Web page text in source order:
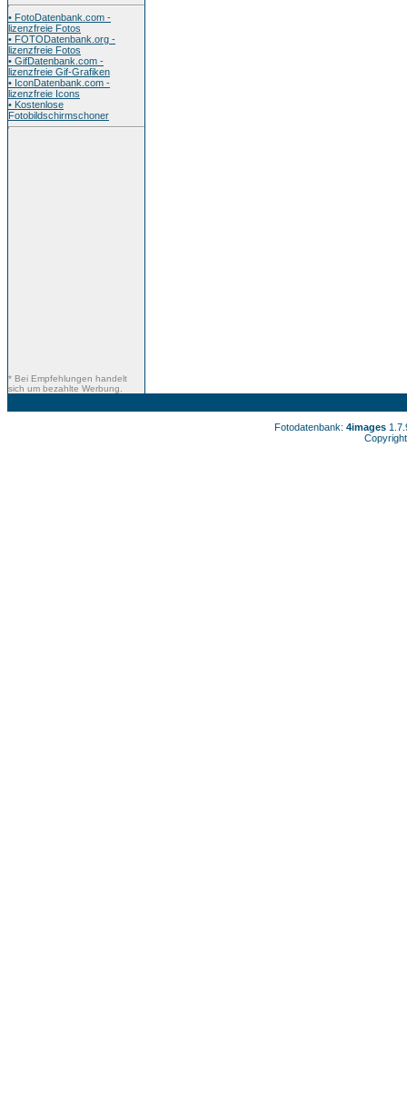
• FotoDatenbank.com -
lizenzfreie Fotos
• FOTODatenbank.org -
lizenzfreie Fotos
• GifDatenbank.com -
lizenzfreie Gif-Grafiken
• IconDatenbank.com -
lizenzfreie Icons
• Kostenlose
Fotobildschirmschoner
* Bei Empfehlungen handelt
sich um bezahlte Werbung.
Fotodatenbank: 4images